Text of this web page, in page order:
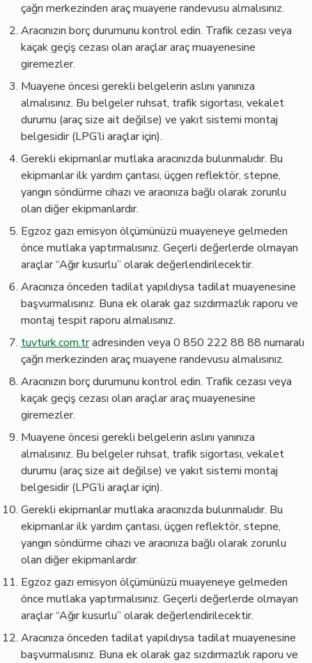
çağrı merkezinden araç muayene randevusu almalısınız.
Aracınızın borç durumunu kontrol edin. Trafik cezası veya
kaçak geçiş cezası olan araçlar araç muayenesine
giremezler.
Muayene öncesi gerekli belgelerin aslını yanınıza
almalısınız. Bu belgeler ruhsat, trafik sigortası, vekalet
durumu (araç size ait değilse) ve yakıt sistemi montaj
belgesidir (LPG’li araçlar için).
Gerekli ekipmanlar mutlaka aracınızda bulunmalıdır. Bu
ekipmanlar ilk yardım çantası, üçgen reflektör, stepne,
yangın söndürme cihazı ve aracınıza bağlı olarak zorunlu
olan diğer ekipmanlardır.
Egzoz gazı emisyon ölçümünüzü muayeneye gelmeden
önce mutlaka yaptırmalısınız. Geçerli değerlerde olmayan
araçlar “Ağır kusurlu” olarak değerlendirilecektir.
Aracınıza önceden tadilat yapıldıysa tadilat muayenesine
başvurmalısınız. Buna ek olarak gaz sızdırmazlık raporu ve
montaj tespit raporu almalısınız.
tuvturk.com.tradresinden veya 0 850 222 88 88 numaralı
çağrı merkezinden araç muayene randevusu almalısınız.
Aracınızın borç durumunu kontrol edin. Trafik cezası veya
kaçak geçiş cezası olan araçlar araç muayenesine
giremezler.
Muayene öncesi gerekli belgelerin aslını yanınıza
almalısınız. Bu belgeler ruhsat, trafik sigortası, vekalet
durumu (araç size ait değilse) ve yakıt sistemi montaj
belgesidir (LPG’li araçlar için).
Gerekli ekipmanlar mutlaka aracınızda bulunmalıdır. Bu
ekipmanlar ilk yardım çantası, üçgen reflektör, stepne,
yangın söndürme cihazı ve aracınıza bağlı olarak zorunlu
olan diğer ekipmanlardır.
Egzoz gazı emisyon ölçümünüzü muayeneye gelmeden
önce mutlaka yaptırmalısınız. Geçerli değerlerde olmayan
araçlar “Ağır kusurlu” olarak değerlendirilecektir.
Aracınıza önceden tadilat yapıldıysa tadilat muayenesine
başvurmalısınız. Buna ek olarak gaz sızdırmazlık raporu ve